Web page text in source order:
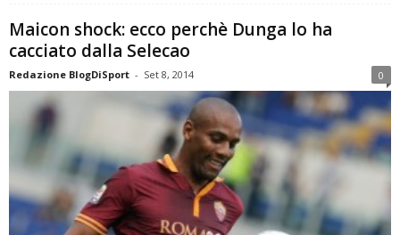
Maicon shock: ecco perchè Dunga lo ha
cacciato dalla Selecao
Redazione BlogDiSport - Set 8, 2014 0